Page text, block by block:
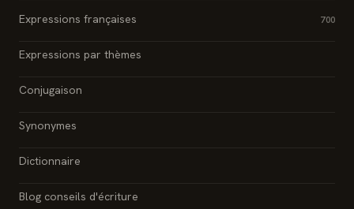
Expressions françaises 700
Expressions par thèmes
Conjugaison
Synonymes
Dictionnaire
Blog conseils d'écriture